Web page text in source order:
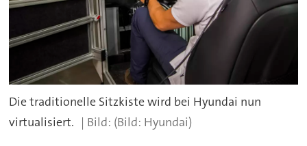
Die traditionelle Sitzkiste wird bei Hyundai nun
virtualisiert.
(Bild: Hyundai)